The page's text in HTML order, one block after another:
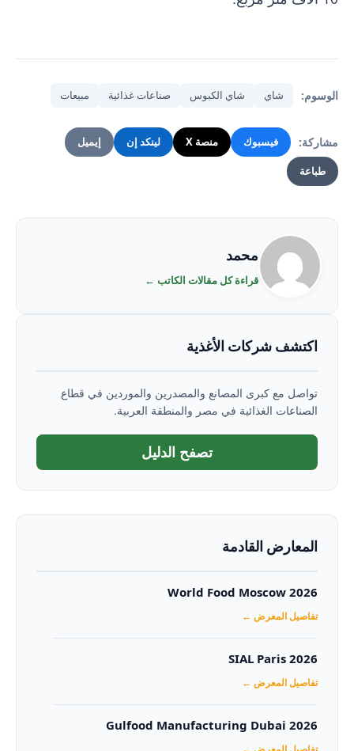
الوسوم: شاي شاي الكبوس صناعات غذائية مبيعات
مشاركة: فيسبوك منصة X لينكد إن إيميل
طباعة
محمد
قراءة كل مقالات الكاتب ←
اكتشف شركات الأغذية
تواصل مع كبرى المصانع والمصدرين والموردين في قطاع
الصناعات الغذائية في مصر والمنطقة العربية.
تصفح الدليل
المعارض القادمة
World Food Moscow 2026
تفاصيل المعرض ←
SIAL Paris 2026
تفاصيل المعرض ←
Gulfood Manufacturing Dubai 2026‏